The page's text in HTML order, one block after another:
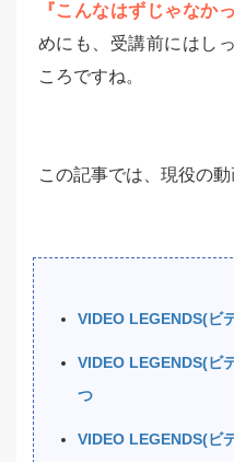
『こんなはずじゃなか
めにも、受講前にはし
ころですね。
この記事では、現役の
VIDEO LEGENDS(ビ
VIDEO LEGENDS(ビ
つ
VIDEO LEGENDS(ビ